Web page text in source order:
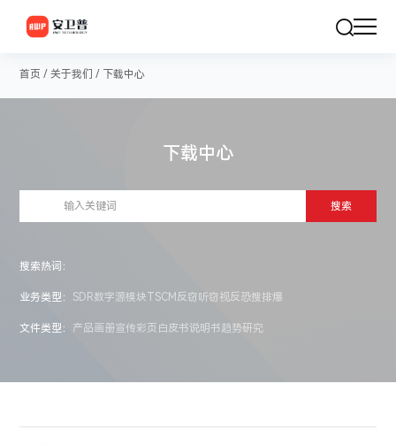
首页 /关于我们 / 下载中心
下载中心
搜索
搜索热词：
业务类型： SDR数字源模块 TSCM反窃听窃视反恐搜排爆
文件类型： 产品画册宣传彩页 白皮书说明书趋势研究